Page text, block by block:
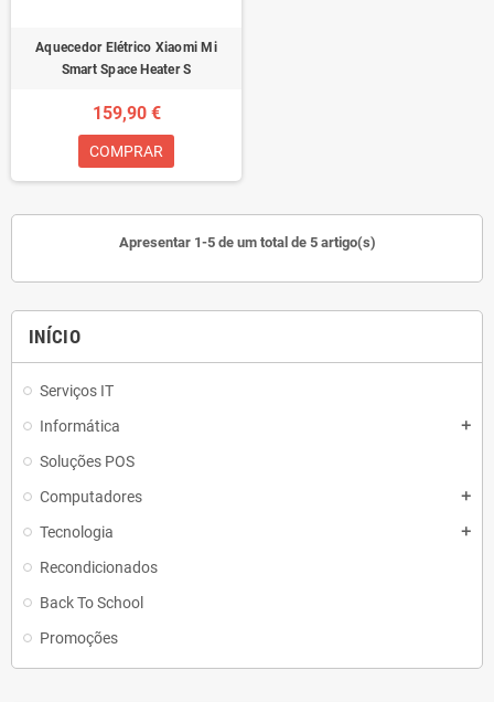
INÍCIO
Serviços IT
Informática
add
Soluções POS
Computadores
add
Tecnologia add
Recondicionados
Back To School
Promoções
Aquecedor Elétrico Xiaomi Mi
Smart Space Heater S
159,90 €
COMPRAR
Apresentar 1-5 de um total de 5 artigo(s)